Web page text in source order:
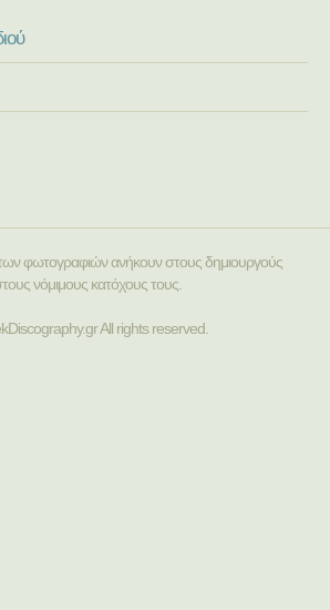
φωτογραφιών ανήκουν στους δημιουργούς
νόμιμους κατόχους τους.
All rights reserved.